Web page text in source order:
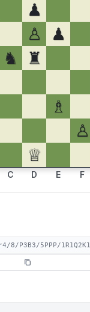
♟
♙
♟
♞ ♜
♗
♙
♕
C D E F
8/P3B3/5PPP/